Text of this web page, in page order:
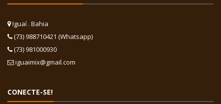
Iguaí . Bahia
(73) 988710421 (Whatsapp)
(73) 981000930
iguaimix@gmail.com
CONECTE-SE!